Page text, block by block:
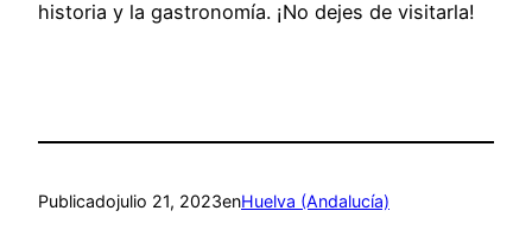
historia y la gastronomía. ¡No dejes de visitarla!
Publicadojulio 21, 2023enHuelva (Andalucía)